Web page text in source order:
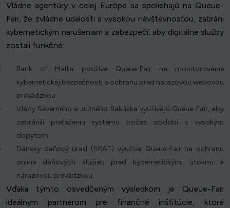
Vládne agentúry v celej Európe sa spoliehajú na Queue-
Fair, že zvládne udalosti s vysokou návštevnosťou, zabráni
kybernetickým narušeniam a zabezpečí, aby digitálne služby
zostali funkčné:
Bank of Malta používa Queue-Fair na monitorovanie
kybernetickej bezpečnosti a ochranu pred nárazovou webovou
prevádzkou.
Vlády Severného a Južného Rakúska využívajú Queue-Fair, aby
zabránili preťaženiu systému počas období s vysokým
dopytom.
Dánsky daňový úrad (SKAT) využíva Queue-Fair na ochranu
online daňových služieb pred kybernetickými útokmi a
nárazovou prevádzkou.
Vďaka týmto osvedčeným výsledkom je Queue-Fair
ideálnym partnerom pre finančné inštitúcie, ktoré